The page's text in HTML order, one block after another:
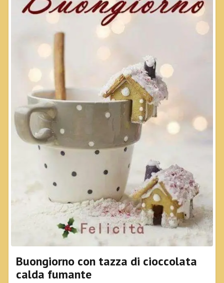
Buongiorno con tazza di cioccolata
calda fumante